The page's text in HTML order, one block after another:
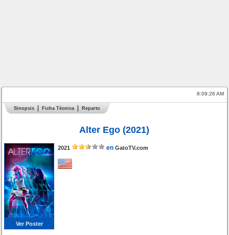
8:09:26 AM
Sinopsis Ficha Técnica Reparto
Alter Ego (2021)
Ver Poster
2021 en GatoTV.com